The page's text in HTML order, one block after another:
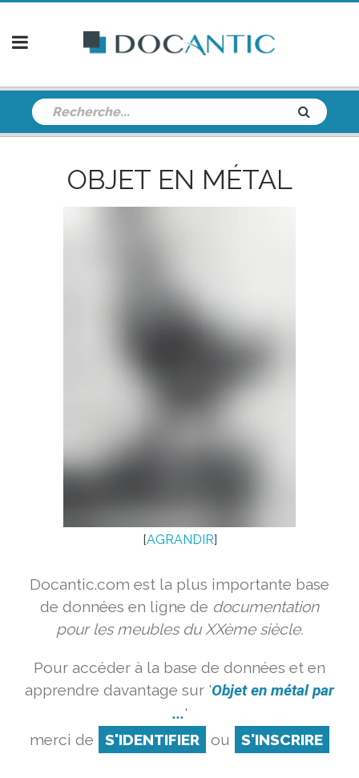
OBJET EN MÉTAL
[AGRANDIR]
Docantic.com est la plus importante base
de données en ligne de documentation
pour les meubles du XXème siècle.
Pour accéder à la base de données et en
apprendre davantage sur 'Objet en métal par
...'
merci de
S'IDENTIFIER ou S'INSCRIRE